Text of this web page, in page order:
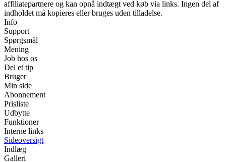
affiliatepartnere og kan opnå indtægt ved køb via links. Ingen del af
indholdet må kopieres eller bruges uden tilladelse.
Info
Support
Spørgsmål
Mening
Job hos os
Del et tip
Bruger
Min side
Abonnement
Prisliste
Udbytte
Funktioner
Interne links
Sideoversigt
Indlæg
Galleri